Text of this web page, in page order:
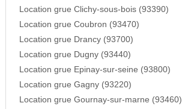
Location grue Clichy-sous-bois (93390)
Location grue Coubron (93470)
Location grue Drancy (93700)
Location grue Dugny (93440)
Location grue Epinay-sur-seine (93800)
Location grue Gagny (93220)
Location grue Gournay-sur-marne (93460)